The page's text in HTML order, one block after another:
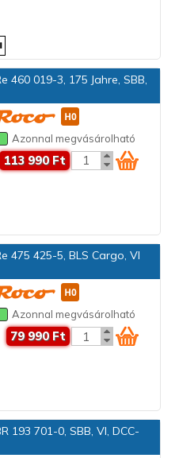
460 019-3, 175 Jahre, SBB,
Azonnal megvásárolható
113 990 Ft
475 425-5, BLS Cargo, VI
Azonnal megvásárolható
79 990 Ft
193 701-0, SBB, VI, DCC-